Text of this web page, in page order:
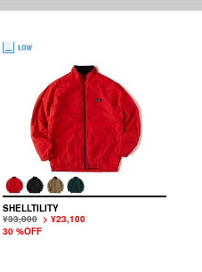
SHELLTILITY
¥33,000 > ¥23,100
30 %OFF